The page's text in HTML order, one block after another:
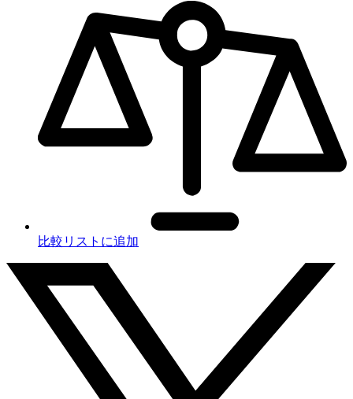
比較リストに追加